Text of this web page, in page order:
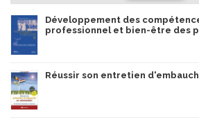
Développement des
professionnel et bien-être des
Réussir son entretien